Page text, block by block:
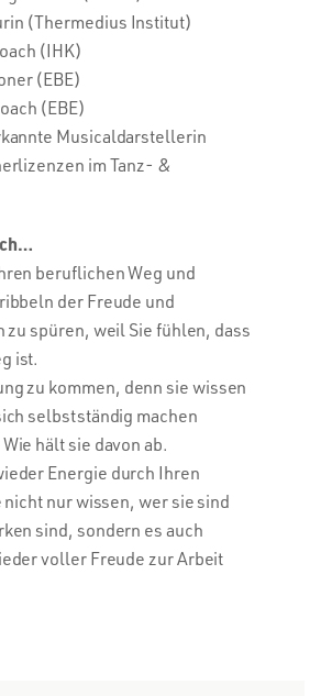
(Thermedius Institut)
(IHK)
(EBE)
(EBE)
Musicaldarstellerin
im Tanz- &
beruflichen Weg und
der Freude und
zu spüren, weil Sie fühlen, dass
ist.
zu kommen, denn sie wissen
selbstständig machen
hält sie davon ab.
Energie durch Ihren
nur wissen, wer sie sind
sind, sondern es auch
voller Freude zur Arbeit